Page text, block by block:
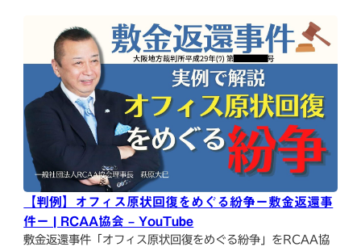
【判例】オフィス原状回復をめぐる紛争ー敷金返還事
件ー | RCAA協会 – YouTube
敷金返還事件「オフィス原状回復をめぐる紛争」をRCAA協